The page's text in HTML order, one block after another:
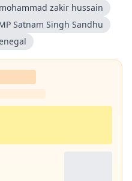
mohammad zakir hussain
Satnam Singh Sandhu